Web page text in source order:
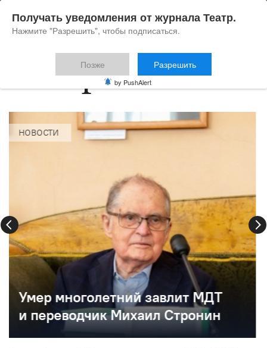
НОВОСТИ
«Старый дом» приедет в Москву и Петербург с
большими гастролями
Получать уведомления от журнала Театр.
Нажмите "Разрешить", чтобы подписаться.
Позже Разрешить
by PushAlert